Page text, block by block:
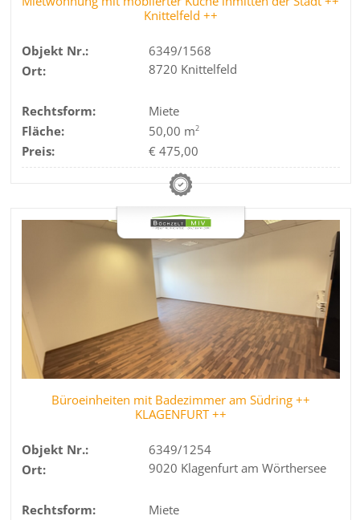
Knittelfeld ++
Objekt Nr.:
6349/1568
Ort:
8720 Knittelfeld
Rechtsform:
Miete
Fläche:
50,00 m2
Preis: € 475,00
Büroeinheiten mit Badezimmer am Südring ++
KLAGENFURT ++
Objekt Nr.:
6349/1254
Ort:
9020 Klagenfurt am Wörthersee
Rechtsform:
Miete